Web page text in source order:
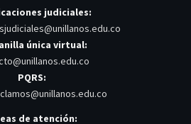
judiciales:
única virtual:
PQRS:
de atención: